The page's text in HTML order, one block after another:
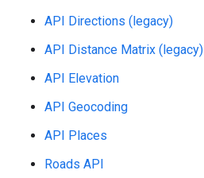
API Directions (legacy)
API Distance Matrix (legacy)
API Elevation
API Geocoding
API Places
Roads API